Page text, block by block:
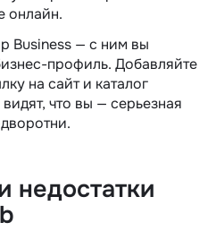
онлайн.
Business — с ним вы
профиль. Добавляйте
на сайт и каталог
что вы — серьезная
недостатки